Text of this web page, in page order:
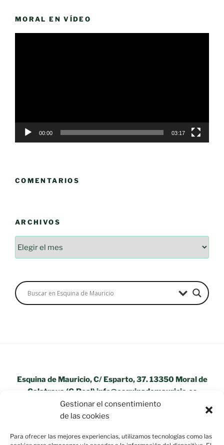
Gestionar el consentimiento
de las cookies
Para ofrecer las mejores experiencias, utilizamos tecnologías como las
MORAL EN VÍDEO
00:00 03:17
COMENTARIOS
ARCHIVOS
Esquina de Mauricio, C/ Esparto, 37. 13350 Moral de
Calatrava (C.Real) info@esquinademauricio.es
«Aviso Legal»